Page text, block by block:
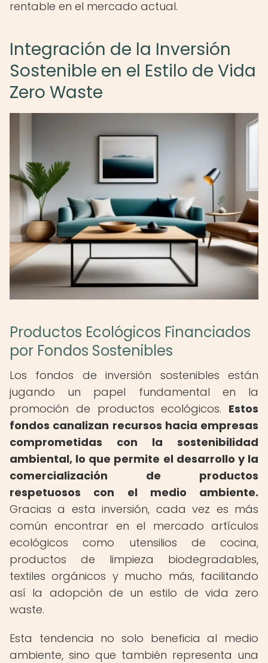
rentable en el mercado actual.
Integración de la Inversión
Sostenible en el Estilo de Vida
Zero Waste
Productos Ecológicos Financiados
por Fondos Sostenibles
Los fondos de inversión sostenibles están
jugando un papel fundamental en la
promoción de productos ecológicos. Estos
fondos canalizan recursos hacia empresas
comprometidas con la sostenibilidad
ambiental, lo que permite el desarrollo y la
comercialización de productos
respetuosos con el medio ambiente.
Gracias a esta inversión, cada vez es más
común encontrar en el mercado artículos
ecológicos como utensilios de cocina,
productos de limpieza biodegradables,
textiles orgánicos y mucho más, facilitando
así la adopción de un estilo de vida zero
waste.
Esta tendencia no solo beneficia al medio
ambiente, sino que también representa una